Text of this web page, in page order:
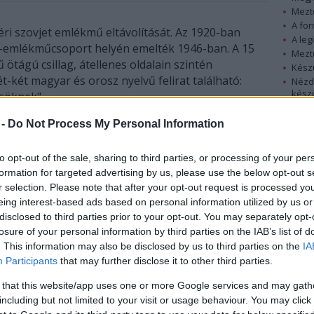
Do Not Process My Personal Information
opt-out of the sale, sharing to third parties, or processing of your
for targeted advertising by us, please use the below opt-out
selection. Please note that after your opt-out request is processed
interest-based ads based on personal information utilized by us
to third parties prior to your opt-out. You may separately
of your personal information by third parties on the IAB’s list of
This information may also be disclosed by us to third parties on the
Participants that may further disclose it to other third parties.
that this website/app uses one or more Google services and may
but not limited to your visit or usage behaviour. You may
szovjet emlékmű eltávolítását. Az 1920-ban
helyén emelték 1946-ban. A 15
csillag, átellenes oldalain szintén
két magyar és orosz nyelvű felirat található:
elesettek nevét tíz táblán sorolták fel. Az emlékmű
éves magyarországi szocializmus egyetlen
maradt szovjet emlékműve a fővárosban.
II. világháborúban Magyarországra érkező, a
német megszállás alól felszabadító, s egyben
szovjet megszállást hozó orosz és
nemzetiségű szovjet katonák magyar nők
női népesség 10 százalékát
meg. Sok áldozat az életével fizetett az
A
A